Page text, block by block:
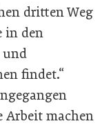
dritten Weg
in den
und
findet.“
Arbeit machen